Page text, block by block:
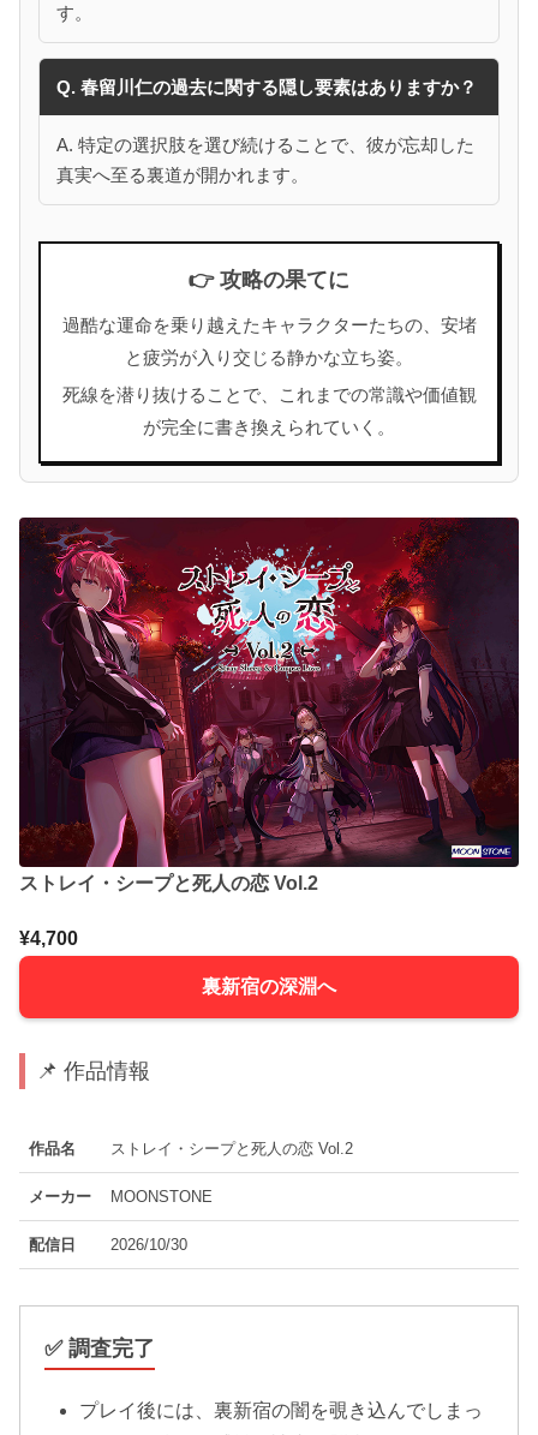
す。
Q. 春留川仁の過去に関する隠し要素はありますか？
A. 特定の選択肢を選び続けることで、彼が忘却した
真実へ至る裏道が開かれます。
👉 攻略の果てに
過酷な運命を乗り越えたキャラクターたちの、安堵
と疲労が入り交じる静かな立ち姿。
死線を潜り抜けることで、これまでの常識や価値観
が完全に書き換えられていく。
ストレイ・シープと死人の恋 Vol.2
¥4,700
裏新宿の深淵へ
📌 作品情報
作品名 ストレイ・シープと死人の恋 Vol.2
メーカー MOONSTONE
配信日 2026/10/30
✅ 調査完了
プレイ後には、裏新宿の闇を覗き込んでしまっ